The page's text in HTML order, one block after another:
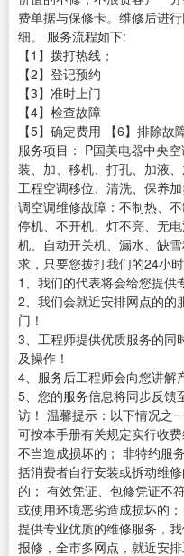
费单据与保修卡。维修后进
细。 服务流程如下:
【1】拨打热线；
【2】登记预约
【3】准时上门
【4】检查故障
【5】确定费用 【6】排除故
服务项目： P国美电器中央
装、加、移机、打孔、加液
工程空调移位、清洗、保养
调空调维修故障：不制热、
停机、不开机、灯不亮、无
机、自动开关机、漏水、缺
求，只要您拨打我们的24小
1、我们的代表将会给您提供
2、我们会就近安排网点的的
门！
3、工程师提供优质服务的同
及操作！
4、服务后工程师会向您讲解
5、您的服务信息将同步反馈
访！ 温馨提示：以下情况之
可按本手册有关规定实行收
不当造成损坏的； 非特约服
括消费者自行安装或拆动维
的； 有效凭证、包修凭证不
或使用环境恶劣造成损坏的
提供专业优质的维修服务，
报修，全市多网点，就近安